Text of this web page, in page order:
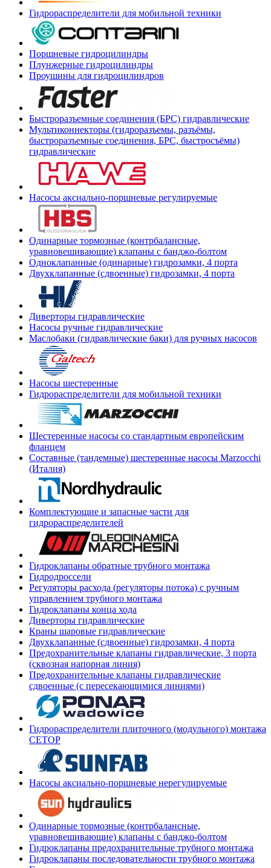
Гидрораспределители для мобильной техники
Поршневые гидроцилиндры
Плунжерные гидроцилиндры
Проушины для гидроцилиндров
Быстроразъемные соединения (БРС) гидравлические
Мультиконнекторы (гидроразъемы, разъёмы,
быстроразъемные соединения, БРС, быстросъёмы)
гидравлические
Насосы аксиально-поршневые регулируемые
Одинарные тормозные (контрбалансные,
уравновешивающие) клапаны с банджо-болтом
Одноклапанные (одинарные) гидрозамки, 4 порта
Двухклапанные (сдвоенные) гидрозамки, 4 порта
Диверторы гидравлические
Насосы ручные гидравлические
Маслобаки (гидравлические баки) для ручных насосов
Насосы шестеренные
Гидрораспределители для мобильной техники
Шестеренные насосы со стандартным европейским
фланцем
Составные (тандемные) шестеренные насосы Marzocchi
(Италия)
Комплектующие и запасные части для
гидрораспределителей
Гидроклапаны обратные трубного монтажа
Гидродроссели
Регуляторы расхода (регуляторы потока) с ручным
управлением трубного монтажа
Гидроклапаны конца хода
Диверторы гидравлические
Краны шаровые гидравлические
Двухклапанные (сдвоенные) гидрозамки, 4 порта
Предохранительные клапаны гидравлические, 3 порта
(сквозная напорная линия)
Предохранительные клапаны гидравлические
сдвоенные (с пересекающимися линиями)
Гидрораспределители плиточного (модульного) монтажа
СЕТОР
Насосы аксиально-поршневые нерегулируемые
Одинарные тормозные (контрбалансные,
уравновешивающие) клапаны с банджо-болтом
Гидроклапаны предохранительные трубного монтажа
Гидроклапаны последовательности трубного монтажа